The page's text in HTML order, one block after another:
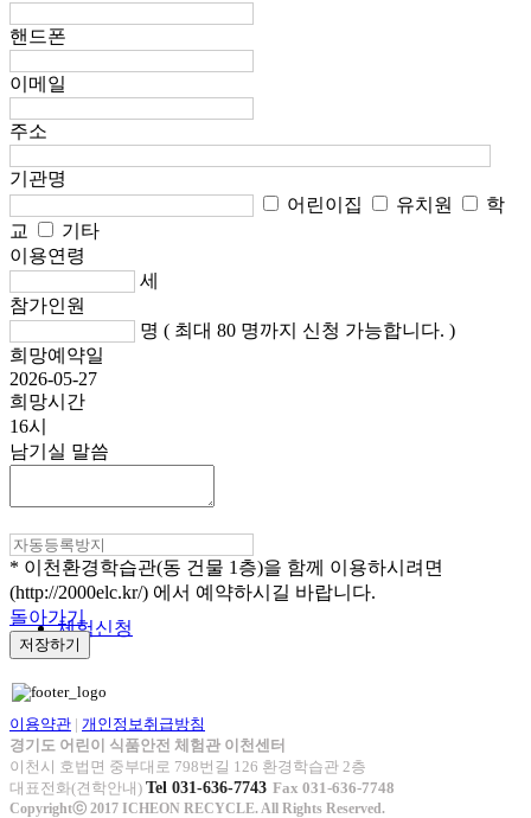
체험신청
핸드폰
이메일
주소
기관명
어린이집
유치원
학
교
기타
이용연령
세
참가인원
명 ( 최대 80 명까지 신청 가능합니다. )
희망예약일
2026-05-27
희망시간
16시
남기실 말씀
* 이천환경학습관(동 건물 1층)을 함께 이용하시려면
(http://2000elc.kr/) 에서 예약하시길 바랍니다.
돌아가기
저장하기
이용약관 | 개인정보취급방침
경기도 어린이 식품안전 체험관 이천센터
이천시 호법면 중부대로 798번길 126 환경학습관 2층
대표전화(견학안내) Tel 031-636-7743 Fax 031-636-7748
Copyrightⓒ 2017 ICHEON RECYCLE. All Rights Reserved.